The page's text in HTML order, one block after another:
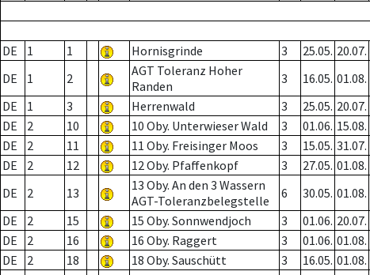
DE
1 1 Hornisgrinde 3 25.05. 20.07.
DE
1 2
AGT Toleranz Hoher
Randen
3 16.05. 01.08.
DE
1 3 Herrenwald 3 25.05. 20.07.
DE
2 10 10 Oby. Unterwieser Wald 3 01.06. 15.08.
DE
2 11 11 Oby. Freisinger Moos 3 15.05. 31.07.
DE
2 12 12 Oby. Pfaffenkopf 3 27.05. 01.08.
DE
2 13
13 Oby. An den 3 Wassern
AGT-Toleranzbelegstelle
6 30.05. 01.08.
DE
2 15 15 Oby. Sonnwendjoch 3 01.06. 20.07.
DE
2 16 16 Oby. Raggert 3 01.06. 01.08.
DE
2 18 18 Oby. Sauschütt 3 16.05. 01.08.